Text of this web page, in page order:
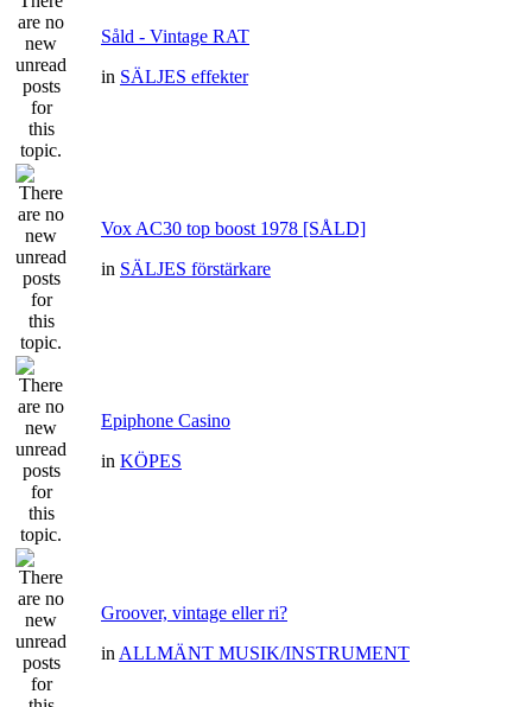
Såld - Vintage RAT
in SÄLJES effekter
Vox AC30 top boost 1978 [SÅLD]
in SÄLJES förstärkare
Epiphone Casino
in KÖPES
Groover, vintage eller ri?
in ALLMÄNT MUSIK/INSTRUMENT